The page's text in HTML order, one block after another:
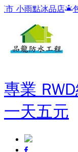
點冰品店 包租公,
專業
一天五元